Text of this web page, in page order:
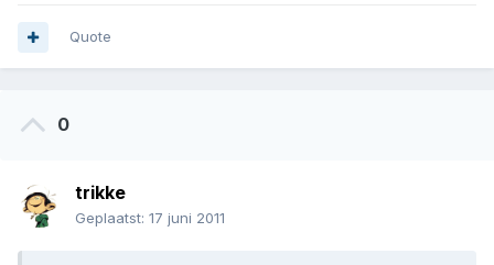
Quote
0
trikke
Geplaatst: 17 juni 2011